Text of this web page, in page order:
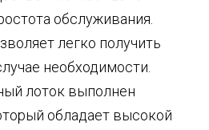
обслуживания.
легко получить
необходимости.
лоток выполнен
обладает высокой